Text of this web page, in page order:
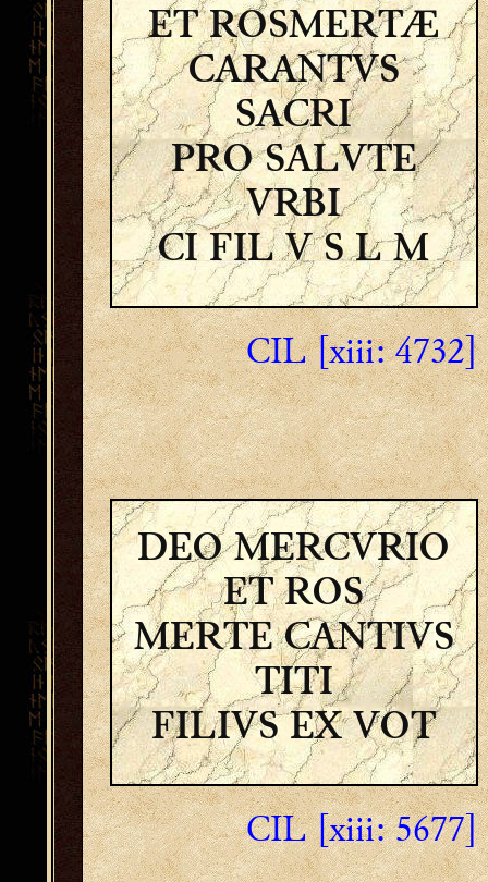
ET ROSMERTÆ
CARANTVS
SACRI
PRO SALVTE
VRBI
CI FIL V S L M
CIL [xiii: 4732]
DEO MERCVRIO
ET ROS
MERTE CANTIVS
TITI
FILIVS EX VOT
CIL [xiii: 5677]